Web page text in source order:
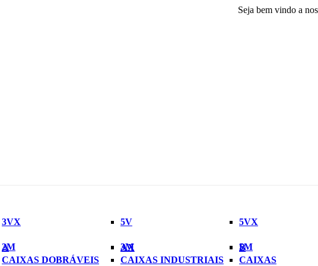
Seja bem vindo a nossa
3VX 5V 5VX
A AX B
2M 3M 5M
CAIXAS DOBRÁVEIS
CAIXAS INDUSTRIAIS
CAIXAS